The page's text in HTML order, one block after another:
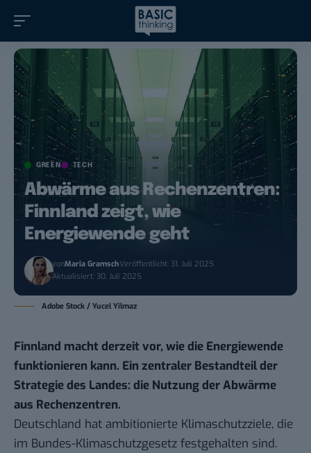
GREEN TECH
Abwärme aus Rechenzentren:
Finnland zeigt, wie
Energiewende geht
vonMaria GramschVeröffentlicht: 31. Juli 2025
Aktualisiert: 30. Juli 2025
Adobe Stock / Yucel Yilmaz
Finnland macht derzeit vor, wie die Energiewende
funktionieren kann. Ein zentraler Bestandteil der
Strategie des Landes: die Nutzung der Abwärme
aus Rechenzentren.
Deutschland hat ambitionierte Klimaschutzziele, die
im Bundes-Klimaschutzgesetz festgehalten sind.